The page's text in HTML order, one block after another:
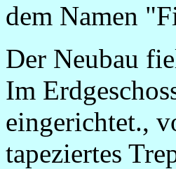
dem Namen
Der Neubau
Im
eingerichtet.,
tapeziertes